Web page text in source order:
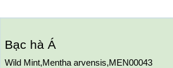
Bạc hà Á
Wild Mint,Mentha arvensis,MEN00043